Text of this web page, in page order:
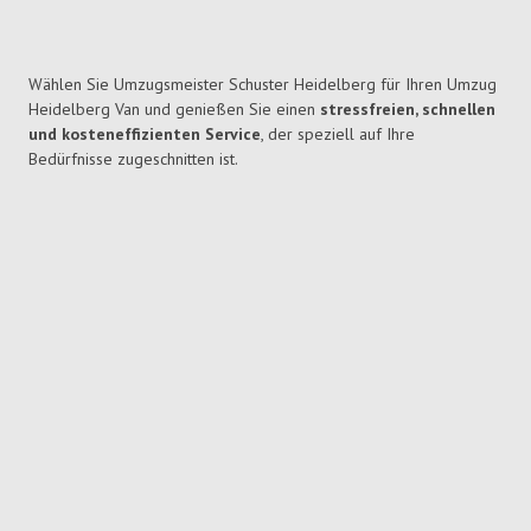
Wählen Sie Umzugsmeister Schuster Heidelberg für Ihren Umzug
Heidelberg Van und genießen Sie einen stressfreien, schnellen
und kosteneffizienten Service, der speziell auf Ihre
Bedürfnisse zugeschnitten ist.